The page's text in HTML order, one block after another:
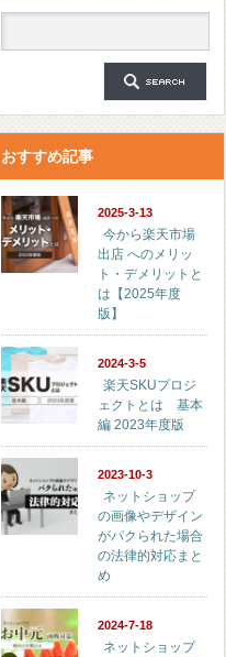
おすすめ記事
2025-3-13
今から楽天市場
出店 へのメリッ
ト・デメリットと
は【2025年度
版】
2024-3-5
楽天SKUプロジ
ェクトとは 基本
編 2023年度版
2023-10-3
ネットショップ
の画像やデザイン
がパクられた場合
の法律的対応まと
め
2024-7-18
ネットショップ